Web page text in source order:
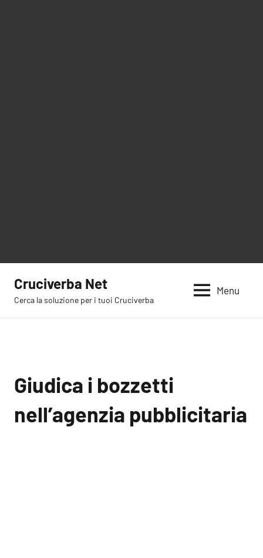
contenuto
Cruciverba Net
Cerca la soluzione per i tuoi Cruciverba
Menu
Giudica i bozzetti
nell’agenzia pubblicitaria